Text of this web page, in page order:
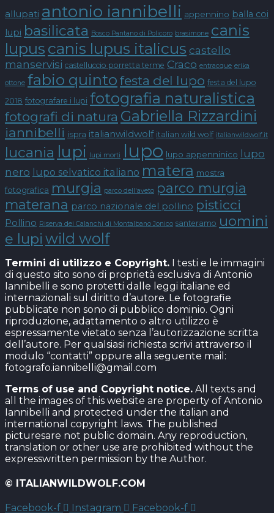
allupati antonio iannibelli appennino balla coi
lupi basilicata Bosco Pantano di Policoro brasimone canis
lupus canis lupus italicus castello
manservisi castelluccio porretta terme Craco entracque erika
ottone fabio quinto festa del lupo festa del lupo
2018 fotografare i lupi fotografia naturalistica
fotografi di natura Gabriella Rizzardini
iannibelli ispra italianwildwolf italian wild wolf italianwildwolf.it
lucania lupi lupi morti lupo lupo appenninico lupo
nero lupo selvatico italiano matera mostra
fotografica murgia parco dell'aveto parco murgia
materana parco nazionale del pollino pisticci
Pollino Riserva dei Calanchi di Montalbano Jonico santeramo uomini
e lupi wild wolf
Termini di utilizzo e Copyright. I testi e le immagini
di questo sito sono di proprietà esclusiva di Antonio
Iannibelli e sono protetti dalle leggi italiane ed
internazionali sul diritto d’autore. Le fotografie
pubblicate non sono di pubblico dominio. Ogni
riproduzione, adattamento o altro utilizzo è
espressamente vietato senza l’autorizzazione scritta
dell’autore. Per qualsiasi richiesta scrivi attraverso il
modulo “contatti” oppure alla seguente mail:
fotografo.iannibelli@gmail.com
Terms of use and Copyright notice. All texts and
all the images of this website are property of Antonio
Iannibelli and protected under the italian and
international copyright laws. The published
picturesare not public domain. Any reproduction,
translation or other use are prohibited without the
expresswritten permission by the Author.
© ITALIANWILDWOLF.COM
Facebook-f Instagram Facebook-f